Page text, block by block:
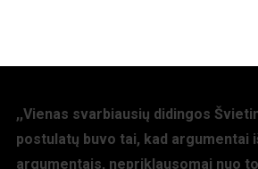
,,Vienas svarbiausių didingos
postulatų buvo tai, kad argumentai
argumentais, nepriklausomai nuo